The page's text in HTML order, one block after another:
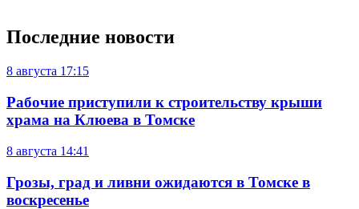
Последние новости
8 августа 17:15
Рабочие приступили к строительству крыши
храма на Клюева в Томске
8 августа 14:41
Грозы, град и ливни ожидаются в Томске в
воскресенье